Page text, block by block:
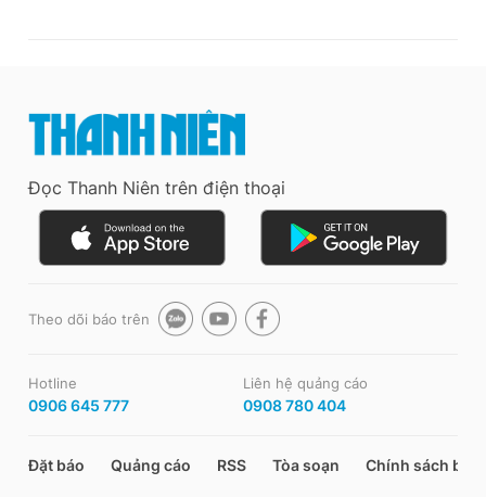
Đọc Thanh Niên trên điện thoại
Theo dõi báo trên
Hotline
0906 645 777
Liên hệ quảng cáo
0908 780 404
Đặt báo Quảng cáo RSS Tòa soạn Chính sách bảo